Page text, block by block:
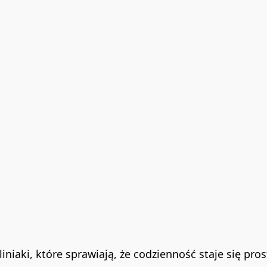
które sprawiają, że codzienność staje się